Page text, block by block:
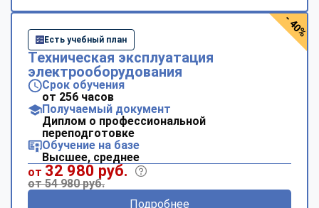
Есть учебный план
Техническая эксплуатация
электрооборудования
Срок обучения
от 256 часов
Получаемый документ
Диплом о профессиональной
переподготовке
Обучение на базе
Высшее, среднее
от 32 980 руб.
от 54 980 руб.
Подробнее
- 40%